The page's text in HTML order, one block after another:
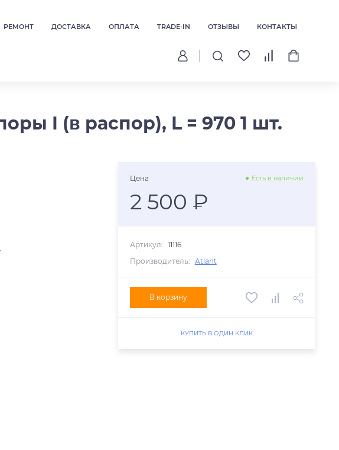
РЕМОНТ ДОСТАВКА ОПЛАТА TRADE-IN ОТЗЫВЫ КОНТАКТЫ
I (в распор), L = 970 1 шт.
Цена Есть в наличии
2 500 ₽
Артикул: 11116
Производитель: Atlant
В корзину
КУПИТЬ В ОДИН КЛИК